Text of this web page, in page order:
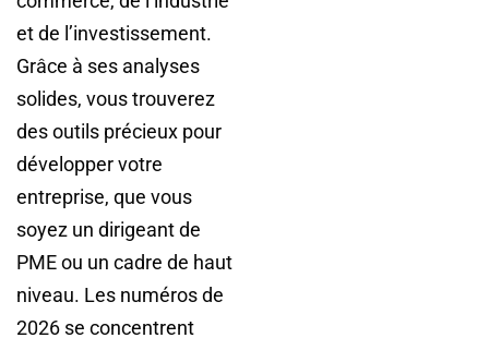
et de l’investissement.
Grâce à ses analyses
solides, vous trouverez
des outils précieux pour
développer votre
entreprise, que vous
soyez un dirigeant de
PME ou un cadre de haut
niveau. Les numéros de
2026 se concentrent